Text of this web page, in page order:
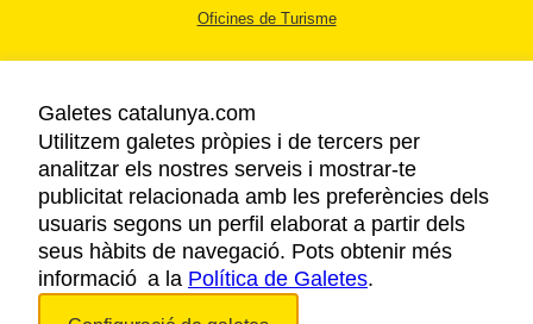
Oficines de Turisme
AVÍS LEGAL
POLÍTICA DE PRIVACITAT
COOKIES
ACCESSIBILITAT
Galetes catalunya.com
Utilitzem galetes pròpies i de tercers per
analitzar els nostres serveis i mostrar-te
publicitat relacionada amb les preferències dels
usuaris segons un perfil elaborat a partir dels
seus hàbits de navegació. Pots obtenir més
informació a la Política de Galetes.